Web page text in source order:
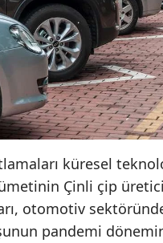
küresel
Çinli çip
otomotiv
pandemi